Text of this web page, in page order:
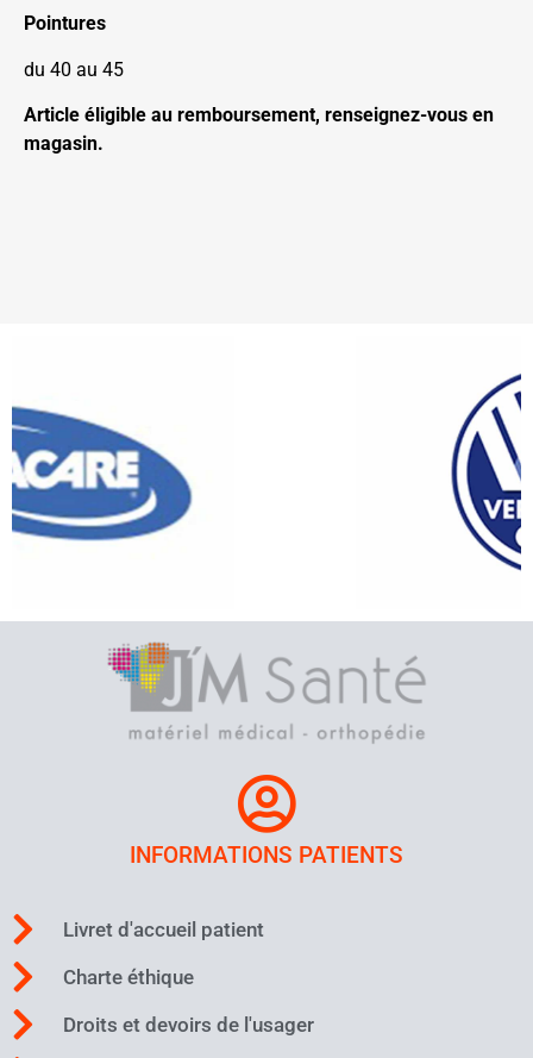
Pointures
du 40 au 45
Article éligible au remboursement, renseignez-vous en
magasin.
INFORMATIONS PATIENTS
Livret d'accueil patient
Charte éthique
Droits et devoirs de l'usager